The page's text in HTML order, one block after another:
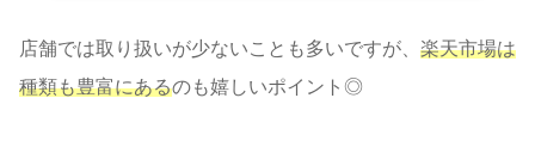
店舗では取り扱いが少ないことも多いですが、 楽天市場は
種類も豊富にあるのも嬉しいポイント◎